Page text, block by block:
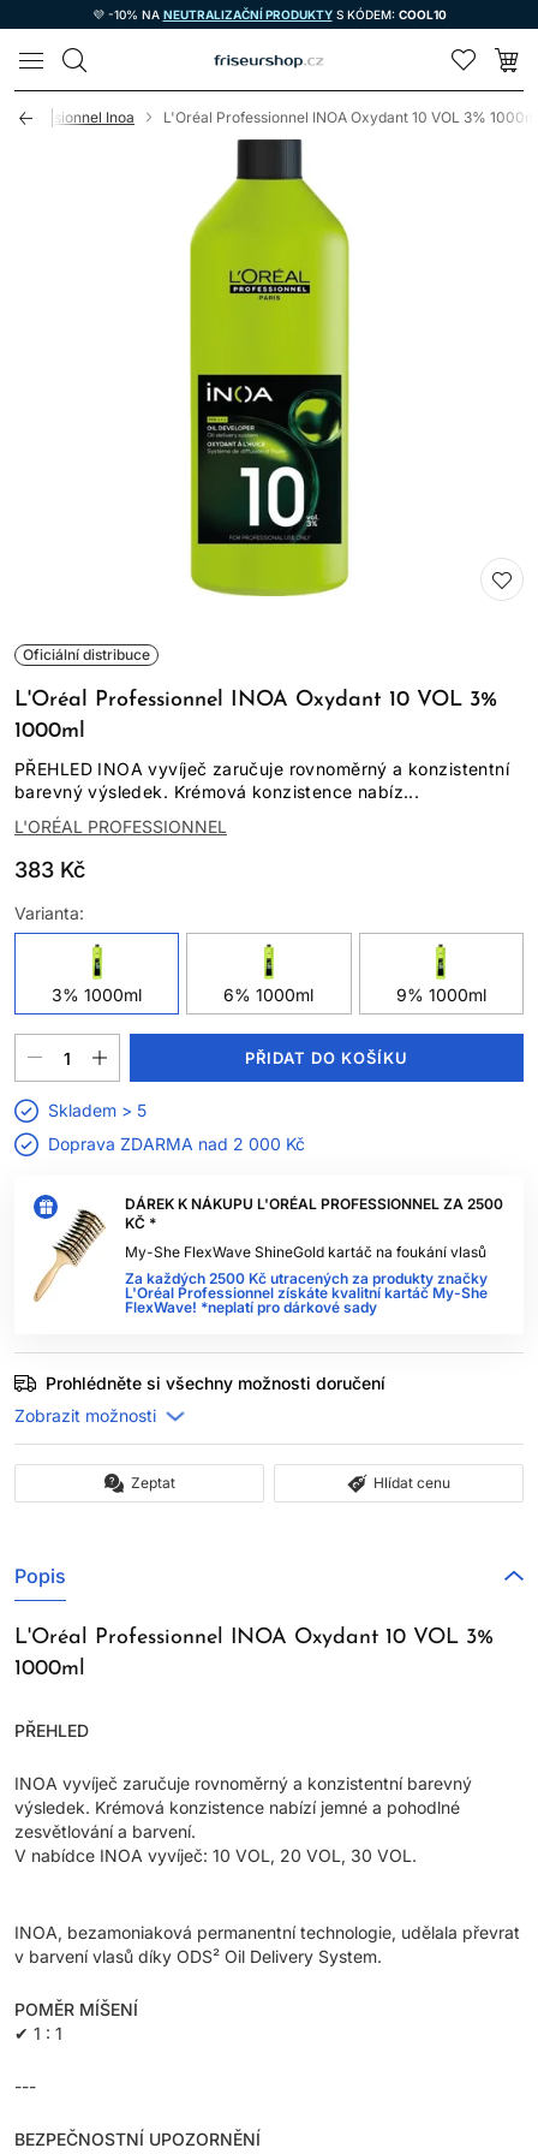
💜 -10% NA NEUTRALIZAČNÍ PRODUKTYS KÓDEM: COOL10
LOMAX
Professionnel Inoa L'Oréal Professionnel INOA Oxydant 10 VOL 3%
Oficiální distribuce
L'Oréal Professionnel INOA Oxydant 10 VOL 3%
1000ml
PŘEHLED INOA vyvíječ zaručuje rovnoměrný a konzistentní
barevný výsledek. Krémová konzistence nabíz...
L'ORÉAL PROFESSIONNEL
383 Kč
DÁREK K NÁKUPU L'ORÉAL PROFESSIONNEL ZA 2500
KČ *
My-She FlexWave ShineGold kartáč na foukání vlasů
Za každých 2500 Kč utracených za produkty značky
L'Oréal Professionnel získáte kvalitní kartáč My-She
FlexWave! *neplatí pro dárkové sady
Varianta:
3% 1000ml 6% 1000ml 9% 1000ml
PŘIDAT DO KOŠÍKU
Skladem > 5
Doprava ZDARMA nad 2 000 Kč
Prohlédněte si všechny možnosti doručení
Zeptat Hlídat cenu
Popis
L'Oréal Professionnel INOA Oxydant 10 VOL 3%
1000ml
PŘEHLED
INOA vyvíječ zaručuje rovnoměrný a konzistentní barevný
výsledek. Krémová konzistence nabízí jemné a pohodlné
zesvětlování a barvení.
V nabídce INOA vyvíječ: 10 VOL, 20 VOL, 30 VOL.
INOA, bezamoniaková permanentní technologie, udělala převrat
v barvení vlasů díky ODS² Oil Delivery System.
POMĚR MÍŠENÍ
✔ 1 : 1
---
BEZPEČNOSTNÍ UPOZORNĚNÍ